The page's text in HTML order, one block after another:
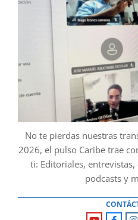
No te pierdas nuestras
2026, el pulso Caribe trae
ti: Editoriales,
podcasts y